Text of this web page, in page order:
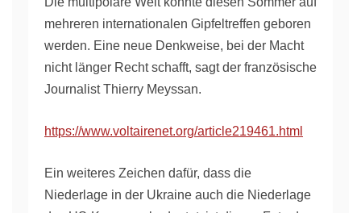
mehreren internationalen Gipfeltreffen geboren
werden. Eine neue Denkweise, bei der Macht
nicht länger Recht schafft, sagt der französische
Journalist Thierry Meyssan.
https://www.voltairenet.org/article219461.html
Ein weiteres Zeichen dafür, dass die
Niederlage in der Ukraine auch die Niederlage